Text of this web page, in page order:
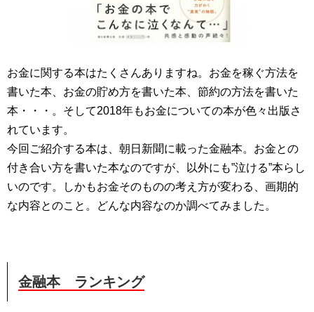
お金に関する本はたくさんありますね。お金を稼ぐ方法を
書いた本、お金の貯め方を書いた本、節約の方法を書いた
本・・・。そして2018年もお金についての本が色々出版さ
れています。
今回ご紹介する本は、朝日新聞に載った金融本。お金との
付き合い方を書いた本なのですが、以外にも”泣ける”本らし
いのです。しかもお金そのものの考え方が変わる、画期的
な内容とのこと。どんな内容なのか調べてみました。
金融本 ランキング